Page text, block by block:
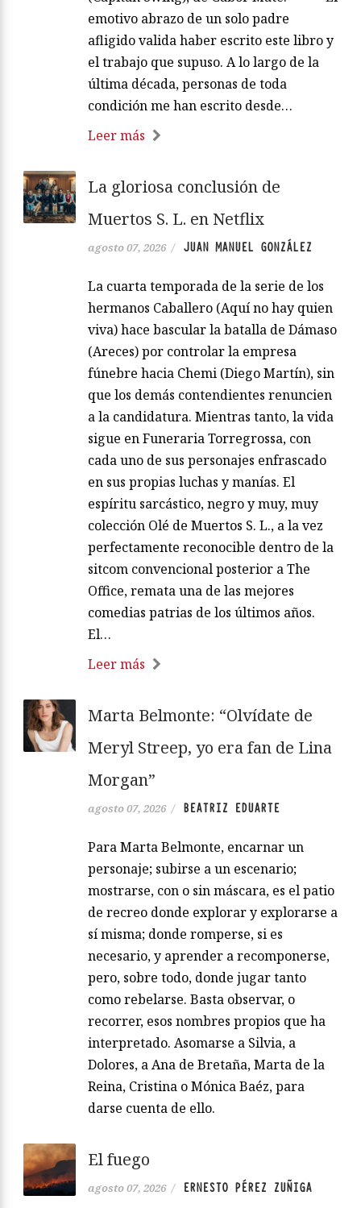
emotivo abrazo de un solo padre
afligido valida haber escrito este libro y
el trabajo que supuso. A lo largo de la
última década, personas de toda
condición me han escrito desde…
Leer más
La gloriosa conclusión de
Muertos S. L. en Netflix
agosto 07, 2026 / JUAN MANUEL GONZÁLEZ
La cuarta temporada de la serie de los
hermanos Caballero (Aquí no hay quien
viva) hace bascular la batalla de Dámaso
(Areces) por controlar la empresa
fúnebre hacia Chemi (Diego Martín), sin
que los demás contendientes renuncien
a la candidatura. Mientras tanto, la vida
sigue en Funeraria Torregrossa, con
cada uno de sus personajes enfrascado
en sus propias luchas y manías. El
espíritu sarcástico, negro y muy, muy
colección Olé de Muertos S. L., a la vez
perfectamente reconocible dentro de la
sitcom convencional posterior a The
Office, remata una de las mejores
comedias patrias de los últimos años.
El…
Leer más
Marta Belmonte: “Olvídate de
Meryl Streep, yo era fan de Lina
Morgan”
agosto 07, 2026 / BEATRIZ EDUARTE
Para Marta Belmonte, encarnar un
personaje; subirse a un escenario;
mostrarse, con o sin máscara, es el patio
de recreo donde explorar y explorarse a
sí misma; donde romperse, si es
necesario, y aprender a recomponerse,
pero, sobre todo, donde jugar tanto
como rebelarse. Basta observar, o
recorrer, esos nombres propios que ha
interpretado. Asomarse a Silvia, a
Dolores, a Ana de Bretaña, Marta de la
Reina, Cristina o Mónica Baéz, para
darse cuenta de ello.
El fuego
agosto 07, 2026 / ERNESTO PÉREZ ZUÑIGA